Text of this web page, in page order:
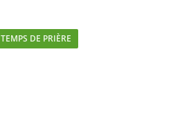
TEMPS DE PRIÈRE